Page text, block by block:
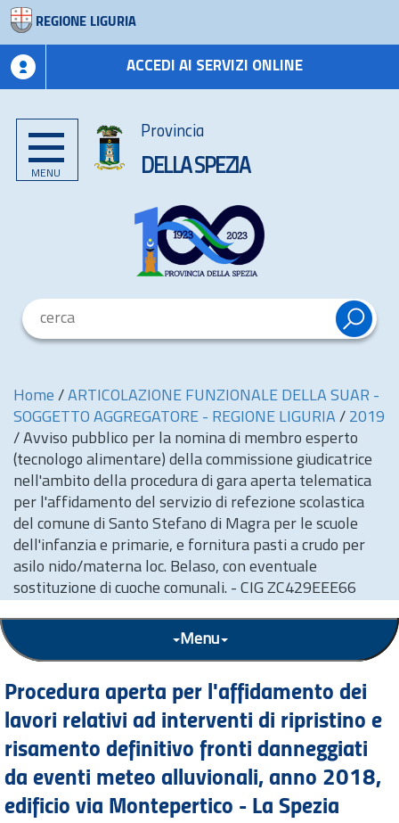
REGIONE LIGURIA
ACCEDI AI SERVIZI ONLINE
MENU
Provincia
DELLA SPEZIA
Home / ARTICOLAZIONE FUNZIONALE DELLA SUAR -
SOGGETTO AGGREGATORE - REGIONE LIGURIA / 2019
/ Avviso pubblico per la nomina di membro esperto
(tecnologo alimentare) della commissione giudicatrice
nell'ambito della procedura di gara aperta telematica
per l'affidamento del servizio di refezione scolastica
del comune di Santo Stefano di Magra per le scuole
dell'infanzia e primarie, e fornitura pasti a crudo per
asilo nido/materna loc. Belaso, con eventuale
sostituzione di cuoche comunali. - CIG ZC429EEE66
Menu
Procedura aperta per l'affidamento dei
lavori relativi ad interventi di ripristino e
risamento definitivo fronti danneggiati
da eventi meteo alluvionali, anno 2018,
edificio via Montepertico - La Spezia